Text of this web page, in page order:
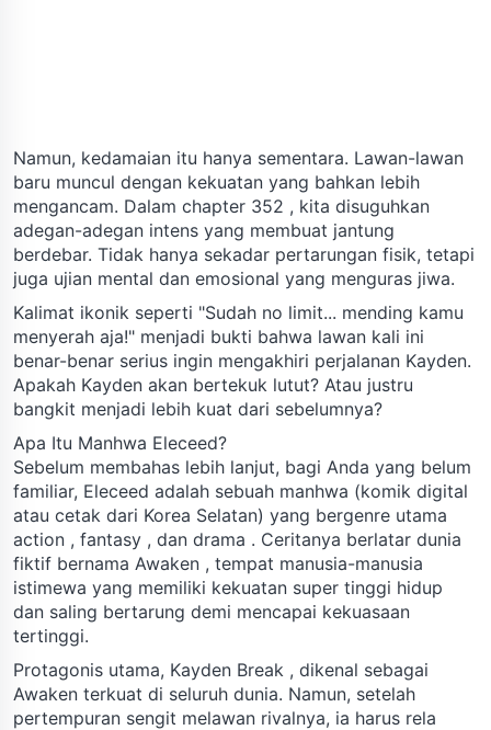
Namun, kedamaian itu hanya sementara. Lawan-lawan
baru muncul dengan kekuatan yang bahkan lebih
mengancam. Dalam chapter 352 , kita disuguhkan
adegan-adegan intens yang membuat jantung
berdebar. Tidak hanya sekadar pertarungan fisik, tetapi
juga ujian mental dan emosional yang menguras jiwa.
Kalimat ikonik seperti "Sudah no limit... mending kamu
menyerah aja!" menjadi bukti bahwa lawan kali ini
benar-benar serius ingin mengakhiri perjalanan Kayden.
Apakah Kayden akan bertekuk lutut? Atau justru
bangkit menjadi lebih kuat dari sebelumnya?
Apa Itu Manhwa Eleceed?
Sebelum membahas lebih lanjut, bagi Anda yang belum
familiar, Eleceed adalah sebuah manhwa (komik digital
atau cetak dari Korea Selatan) yang bergenre utama
action , fantasy , dan drama . Ceritanya berlatar dunia
fiktif bernama Awaken , tempat manusia-manusia
istimewa yang memiliki kekuatan super tinggi hidup
dan saling bertarung demi mencapai kekuasaan
tertinggi.
Protagonis utama, Kayden Break , dikenal sebagai
Awaken terkuat di seluruh dunia. Namun, setelah
pertempuran sengit melawan rivalnya, ia harus rela